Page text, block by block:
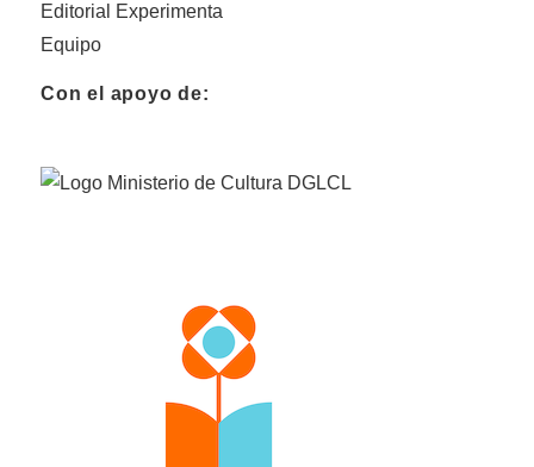
Editorial Experimenta
Equipo
Con el apoyo de: